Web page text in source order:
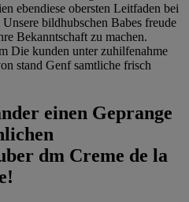
ebendiese obersten Leitfaden bei
bildhubschen Babes freude
Bekanntschaft zu machen.
Die kunden unter zuhilfenahme
stand Genf samtliche frisch
einen Geprange
dm Creme de la